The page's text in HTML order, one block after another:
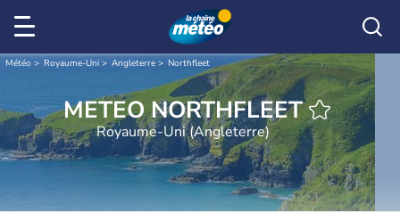
Météo Royaume-Uni Angleterre Northfleet
METEO NORTHFLEET
Royaume-Uni (Angleterre)